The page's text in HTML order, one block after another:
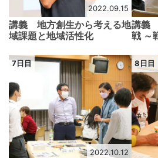
2022.09.15
講義 地方創生から考える地
域課題と地域活性化
講義
戦 ～
7日目
2022.10.12
8日目